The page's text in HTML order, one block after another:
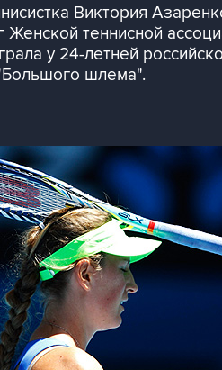
Виктория
Женской теннисной
у 24-летней
шлема".